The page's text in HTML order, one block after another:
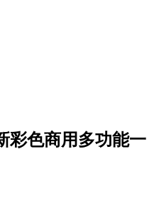
彩色商用多功能一